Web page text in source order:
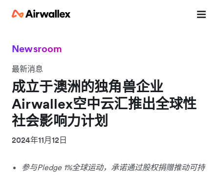
Newsroom
最新消息
成立于澳洲的独角兽企业
Airwallex空中云汇推出全球性
社会影响力计划
2024年11月12日
参与Pledge 1%全球运动，承诺通过股权捐赠推动可持